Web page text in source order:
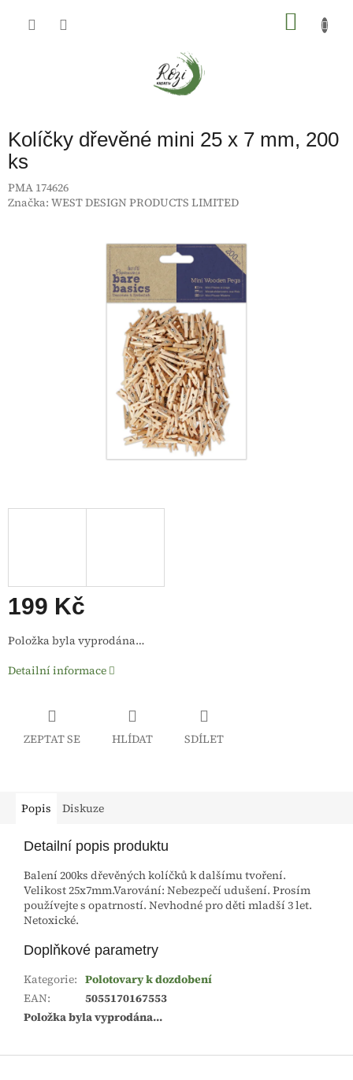
Kolíčky dřevěné mini 25 x 7 mm, 200
ks
PMA 174626
Značka: WEST DESIGN PRODUCTS LIMITED
199 Kč
Měrná
cena:
Položka byla vyprodána…
Detailní informace
ZEPTAT SE HLÍDAT SDÍLET
Popis Diskuze
Detailní popis produktu
Balení 200ks dřevěných kolíčků k dalšímu tvoření.
Velikost 25x7mm.Varování: Nebezpečí udušení. Prosím
používejte s opatrností. Nevhodné pro děti mladší 3 let.
Netoxické.
Doplňkové parametry
Kategorie: Polotovary k dozdobení
EAN:
5055170167553
Položka byla vyprodána…